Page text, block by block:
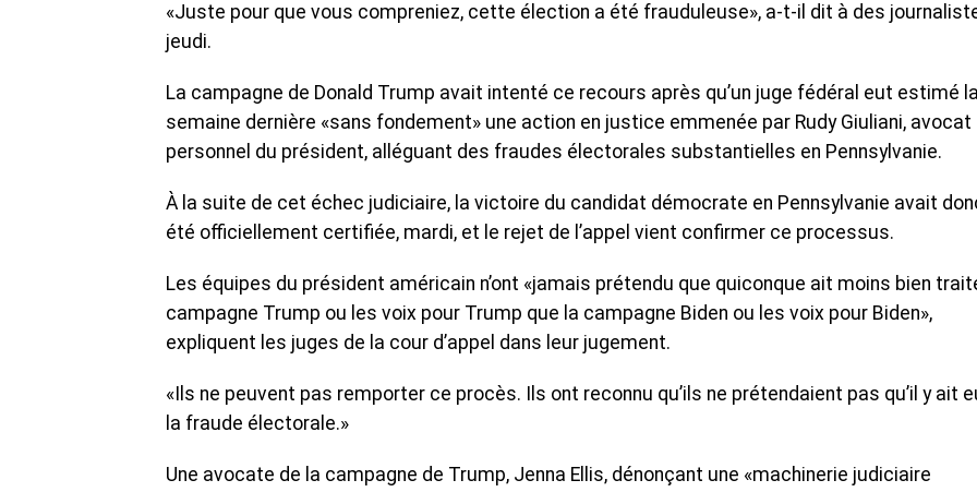
«Juste pour que vous compreniez, cette élection a été frauduleuse», a-t-il dit à des
jeudi.
La campagne de Donald Trump avait intenté ce recours après qu’un juge fédéral eut estimé la
semaine dernière «sans fondement» une action en justice emmenée par Rudy Giuliani, avocat
personnel du président, alléguant des fraudes électorales substantielles en Pennsylvanie.
À la suite de cet échec judiciaire, la victoire du candidat démocrate en Pennsylvanie avait
été officiellement certifiée, mardi, et le rejet de l’appel vient confirmer ce processus.
Les équipes du président américain n’ont «jamais prétendu que quiconque ait moins bien
campagne Trump ou les voix pour Trump que la campagne Biden ou les voix pour Biden»,
expliquent les juges de la cour d’appel dans leur jugement.
«Ils ne peuvent pas remporter ce procès. Ils ont reconnu qu’ils ne prétendaient pas qu’il y ait
la fraude électorale.»
Une avocate de la campagne de Trump, Jenna Ellis, dénonçant une «machinerie judiciaire